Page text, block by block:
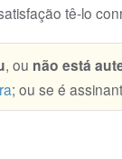
tê-lo
, ou não está
; ou se é